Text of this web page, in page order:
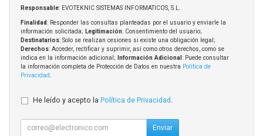
Responsable: EVOTEKNIC SISTEMAS INFORMATICOS, S.L.
Finalidad: Responder las consultas planteadas por el usuario y enviarle la
información solicitada; Legitimación: Consentimiento del usuario;
Destinatarios: Solo se realizan cesiones si existe una obligación legal;
Derechos: Acceder, rectificar y suprimir, así como otros derechos, como se
indica en la información adicional;
Información Adicional : Puede consultar
la información completa de Protección de Datos en nuestra Política de
Privacidad
He leído y acepto la Política de Privacidad
Enviar